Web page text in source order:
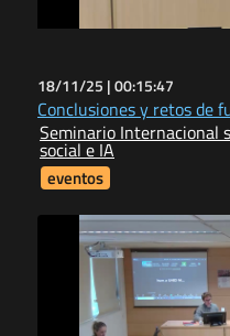
18/11/25 |00:15:47
Conclusiones y retos de
Seminario Internacional
social e IA
eventos